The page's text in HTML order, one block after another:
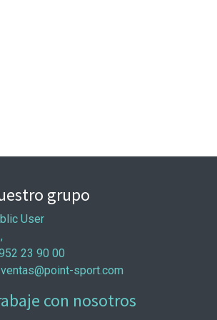
grupo
User
23 90 00
ventas@point-sport.com
con nosotros